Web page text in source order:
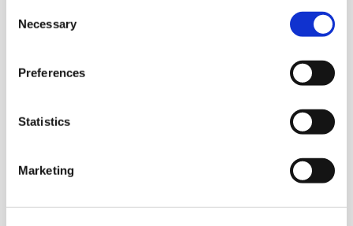
Selection
Necessary
Preferences
Statistics
Marketing